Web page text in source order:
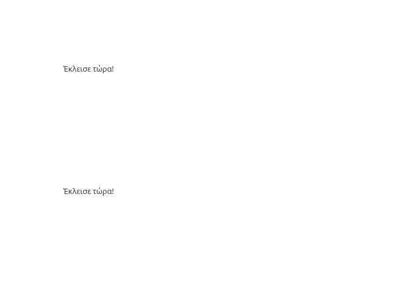
Έκλεισε τώρα!
Έκλεισε τώρα!